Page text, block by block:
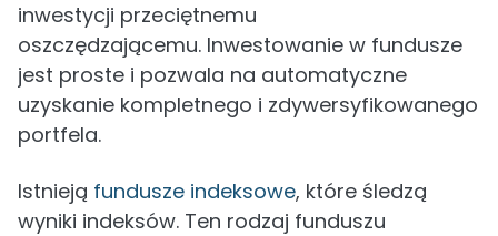
inwestycji przeciętnemu
oszczędzającemu. Inwestowanie w fundusze
jest proste i pozwala na automatyczne
uzyskanie kompletnego i zdywersyfikowanego
portfela.
Istnieją fundusze indeksowe, które śledzą
wyniki indeksów. Ten rodzaj funduszu